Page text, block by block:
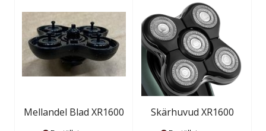
Mellandel Blad XR1600 Skärhuvud XR1600